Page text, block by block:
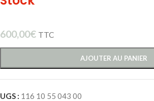
600,00€ TTC
AJOUTER AU PANIER
UGS : 116 10 55 043 00